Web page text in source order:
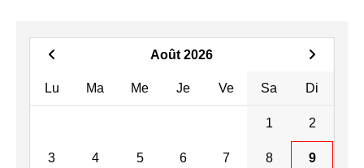
Août 2026
Lu Ma Me Je Ve Sa Di
1 2
3 4 5 6 7 8 9